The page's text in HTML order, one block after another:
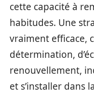
cette capacité à
habitudes. Une
vraiment efficace,
détermination,
renouvellement,
et s’installer dans